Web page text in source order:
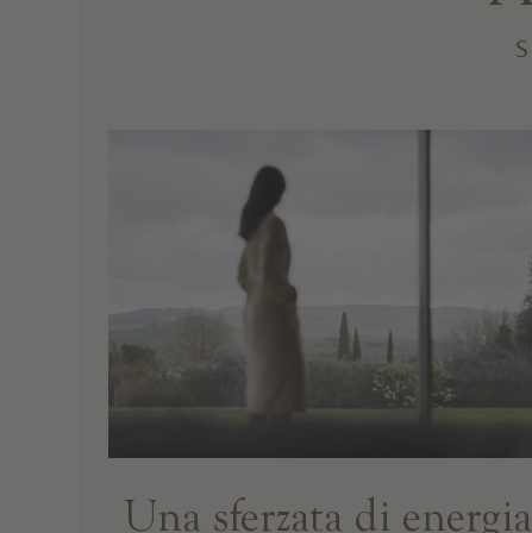
Una sferzata di energia